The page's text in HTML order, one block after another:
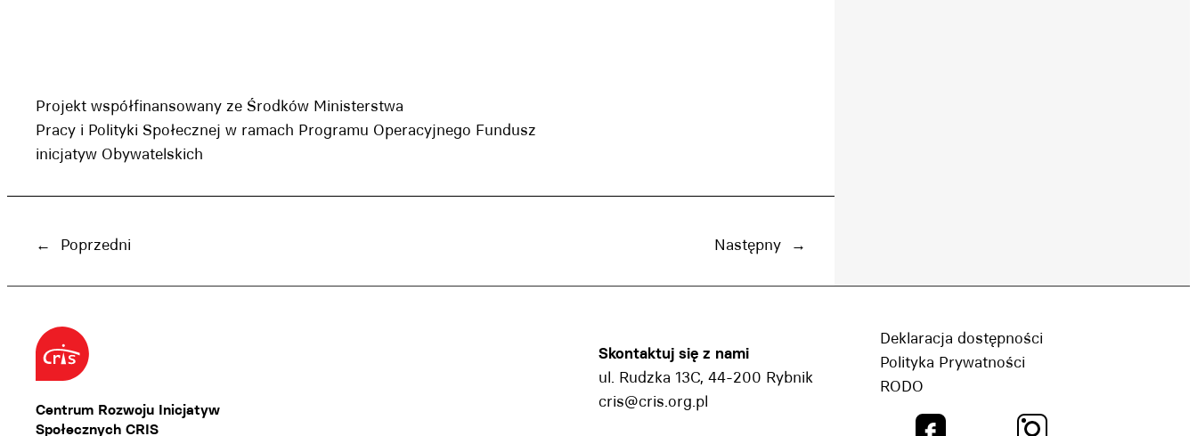
Projekt współfinansowany ze Środków Ministerstwa
Pracy i Polityki Społecznej w ramach Programu Operacyjnego Fundusz
inicjatyw Obywatelskich
← Poprzedni Następny →
Centrum Rozwoju Inicjatyw
Społecznych CRIS
Skontaktuj się z nami
ul. Rudzka 13C, 44-200 Rybnik
cris@cris.org.pl
Deklaracja dostępności
Polityka Prywatności
RODO